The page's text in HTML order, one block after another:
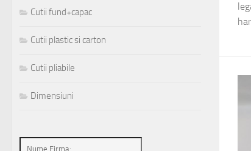
Cutii fund+capac
Cutii plastic si carton
Cutii pliabile
Dimensiuni